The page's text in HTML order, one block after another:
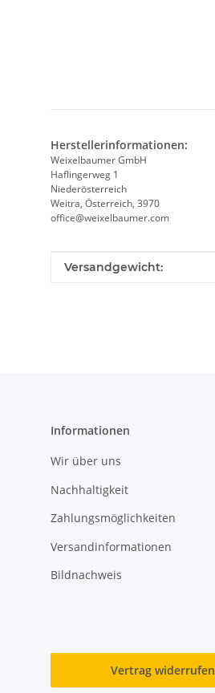
Herstellerinformationen:
Weixelbaumer GmbH
Haflingerweg 1
Niederösterreich
Weitra, Österreich, 3970
office@weixelbaumer.com
Produkteigenschaft
Wert
Versandgewicht:
Informationen
Wir über uns
Nachhaltigkeit
Zahlungsmöglichkeiten
Versandinformationen
Bildnachweis
Vertrag widerrufen